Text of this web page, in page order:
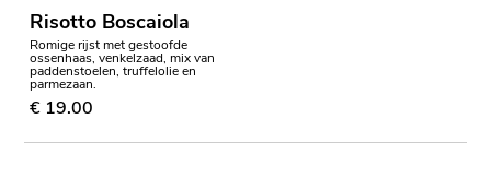
Risotto Boscaiola
Romige rijst met gestoofde
ossenhaas, venkelzaad, mix van
paddenstoelen, truffelolie en
parmezaan.
€ 19.00